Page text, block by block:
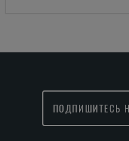
ПОДПИШИТЕСЬ